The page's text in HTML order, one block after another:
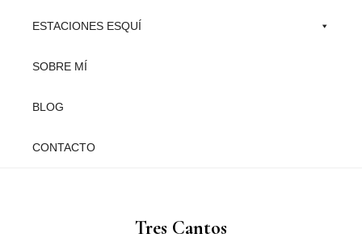
ESTACIONES ESQUÍ
SOBRE MÍ
BLOG
CONTACTO
Tres Cantos